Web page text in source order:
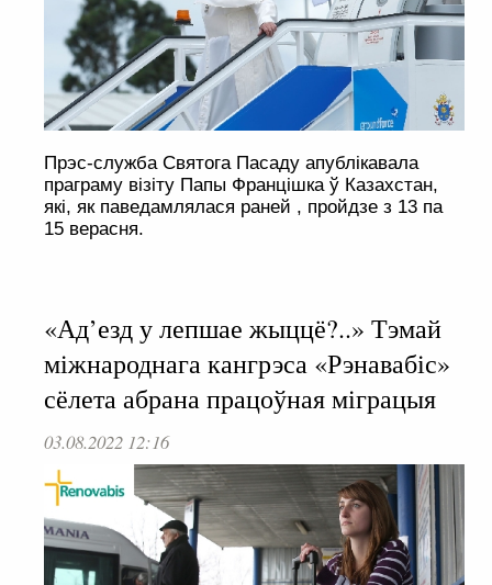
Прэс-служба Святога Пасаду апублікавала
праграму візіту Папы Францішка ў Казахстан,
які, як паведамлялася раней , пройдзе з 13 па
15 верасня.
«Ад’езд у лепшае жыццё?..» Тэмай
міжнароднага кангрэса «Рэнавабіс»
сёлета абрана працоўная міграцыя
03.08.2022 12:16